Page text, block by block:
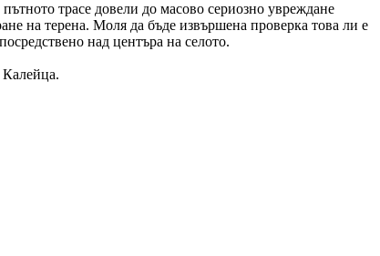
трасе довели до масово сериозно увреждане
на терена. Моля да бъде извършена проверка това ли е
над центъра на селото.